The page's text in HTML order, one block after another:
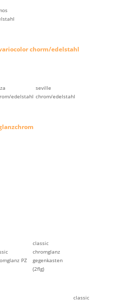
chorm/edelstahl
edelstahl
seville
chrom/edelstahl
PZ
classic
chromglanz
gegenkasten
(2flg)
classic